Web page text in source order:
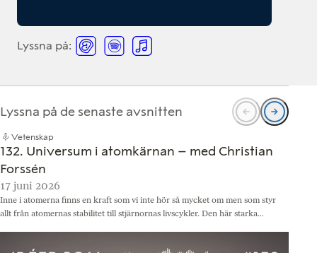
Lyssna på:
L
s
a
A
L
s
a
S
L
s
a
A
Lyssna på de senaste avsnitten
Vetenskap
132. Universum i atomkärnan – med Christian
Forssén
17 juni 2026
Inne i atomerna finns en kraft som vi inte hör så mycket om men som styr
allt från atomernas stabilitet till stjärnornas livscykler. Den här starka…